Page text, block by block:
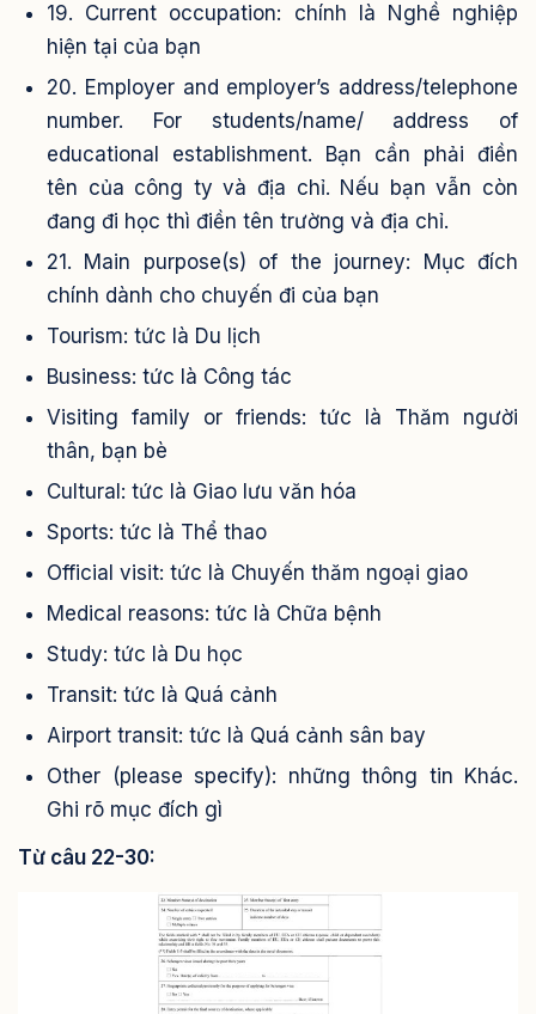
19. Current occupation: chính là Nghề nghiệp
hiện tại của bạn
20. Employer and employer’s address/telephone
number. For students/name/ address of
educational establishment. Bạn cần phải điền
tên của công ty và địa chỉ. Nếu bạn vẫn còn
đang đi học thì điền tên trường và địa chỉ.
21. Main purpose(s) of the journey: Mục đích
chính dành cho chuyến đi của bạn
Tourism: tức là Du lịch
Business: tức là Công tác
Visiting family or friends: tức là Thăm người
thân, bạn bè
Cultural: tức là Giao lưu văn hóa
Sports: tức là Thể thao
Official visit: tức là Chuyến thăm ngoại giao
Medical reasons: tức là Chữa bệnh
Study: tức là Du học
Transit: tức là Quá cảnh
Airport transit: tức là Quá cảnh sân bay
Other (please specify): những thông tin Khác.
Ghi rõ mục đích gì
Từ câu 22-30: